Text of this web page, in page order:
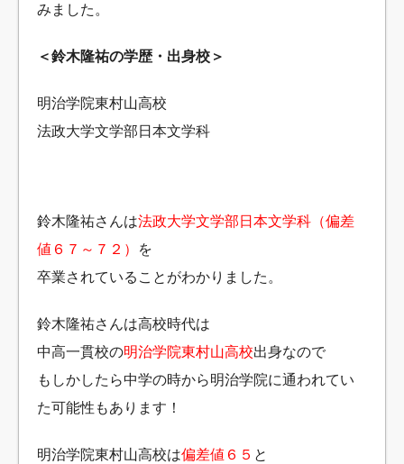
みました。
＜鈴木隆祐の学歴・出身校＞
明治学院東村山高校
法政大学文学部日本文学科
鈴木隆祐さんは法政大学文学部日本文学科（偏差
値６７～７２）
を
卒業されていることがわかりました。
鈴木隆祐さんは高校時代は
中高一貫校の明治学院東村山高校出身なので
もしかしたら中学の時から明治学院に通われてい
た可能性もあります！
明治学院東村山高校は偏差値６５ と